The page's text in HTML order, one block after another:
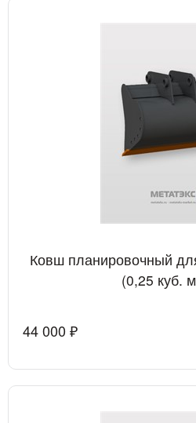
Ковш планировочный
(0,25 куб.
44 000 ₽